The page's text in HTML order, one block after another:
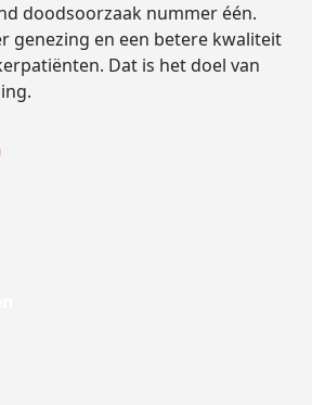
doodsoorzaak nummer één.
genezing en een betere kwaliteit
Dat is het doel van